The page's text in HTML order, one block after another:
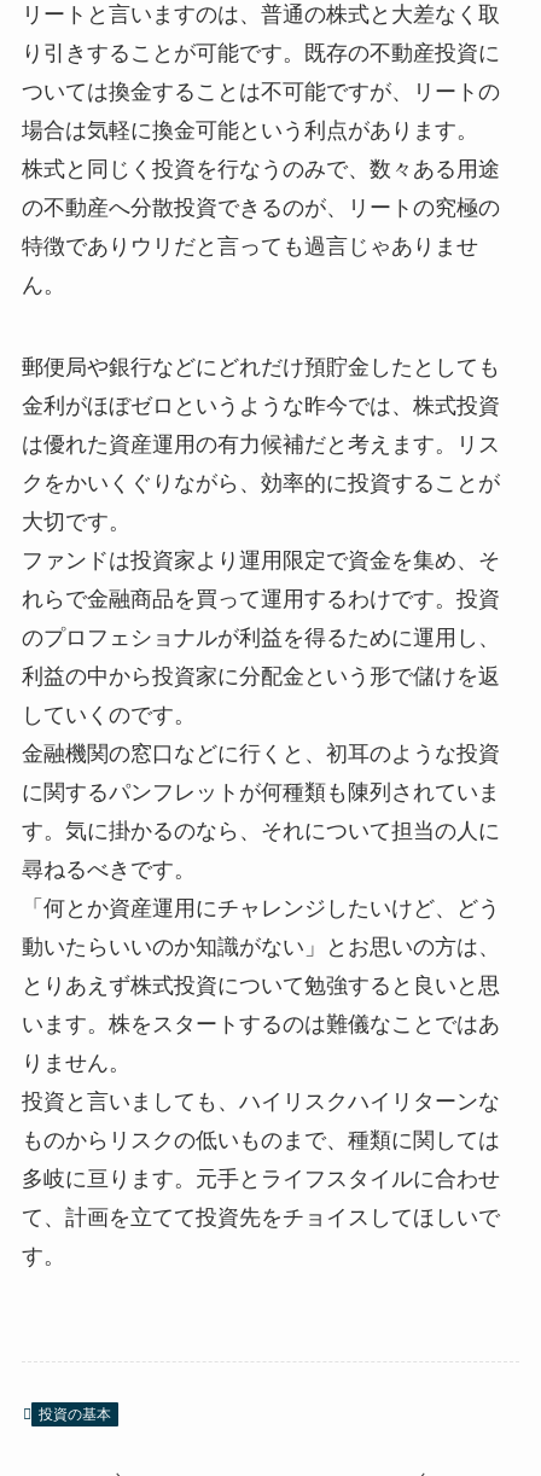
リートと言いますのは、普通の株式と大差なく取
り引きすることが可能です。既存の不動産投資に
ついては換金することは不可能ですが、リートの
場合は気軽に換金可能という利点があります。
株式と同じく投資を行なうのみで、数々ある用途
の不動産へ分散投資できるのが、リートの究極の
特徴でありウリだと言っても過言じゃありませ
ん。
郵便局や銀行などにどれだけ預貯金したとしても
金利がほぼゼロというような昨今では、株式投資
は優れた資産運用の有力候補だと考えます。リス
クをかいくぐりながら、効率的に投資することが
大切です。
ファンドは投資家より運用限定で資金を集め、そ
れらで金融商品を買って運用するわけです。投資
のプロフェショナルが利益を得るために運用し、
利益の中から投資家に分配金という形で儲けを返
していくのです。
金融機関の窓口などに行くと、初耳のような投資
に関するパンフレットが何種類も陳列されていま
す。気に掛かるのなら、それについて担当の人に
尋ねるべきです。
「何とか資産運用にチャレンジしたいけど、どう
動いたらいいのか知識がない」とお思いの方は、
とりあえず株式投資について勉強すると良いと思
います。株をスタートするのは難儀なことではあ
りません。
投資と言いましても、ハイリスクハイリターンな
ものからリスクの低いものまで、種類に関しては
多岐に亘ります。元手とライフスタイルに合わせ
て、計画を立てて投資先をチョイスしてほしいで
す。
投資の基本